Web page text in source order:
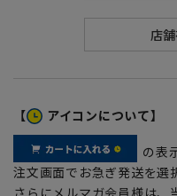
【 アイコンについて】
の表
注文画面でお急ぎ発送を選
さらにメルマガ会員様は